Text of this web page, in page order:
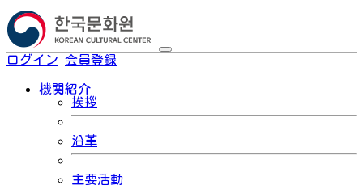
ログイン 会員登録
機関紹介
挨拶
沿革
主要活動